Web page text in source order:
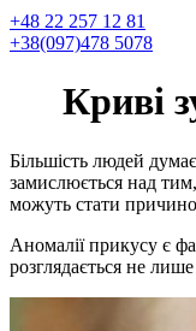
+48 22 257 12 81
+38(097)478 5078
Криві
Більшість людей
замислюється над
можуть стати
Аномалії прикусу є
розглядається не